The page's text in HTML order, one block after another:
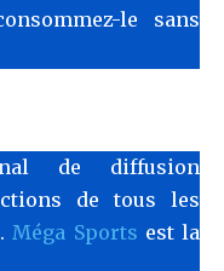
le sans
de diffusion
de tous les
Méga Sports est la